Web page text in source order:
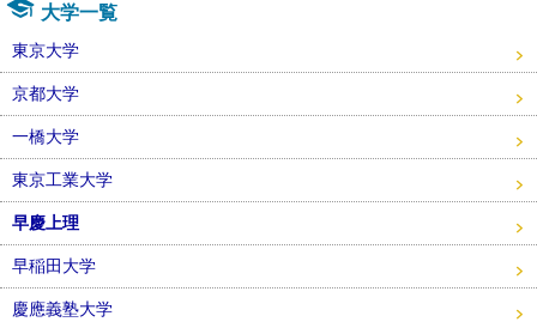
大学一覧
東京大学
京都大学
一橋大学
東京工業大学
早慶上理
早稲田大学
慶應義塾大学